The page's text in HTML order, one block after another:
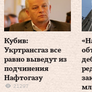
Кубив:
Укртрансгаз все
равно выведут из
подчинения
Нафтогазу
21297